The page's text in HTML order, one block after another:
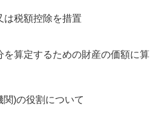
は税額控除を措置
算定するための財産の価額に算
)の役割について